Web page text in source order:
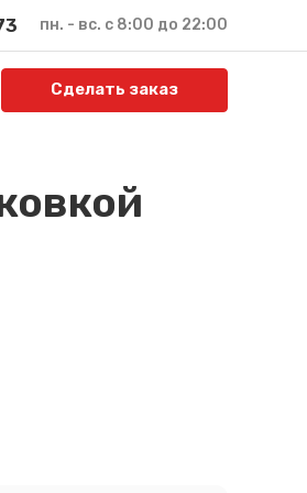
пн. - вс. с 8:00 до 22:00
Сделать заказ